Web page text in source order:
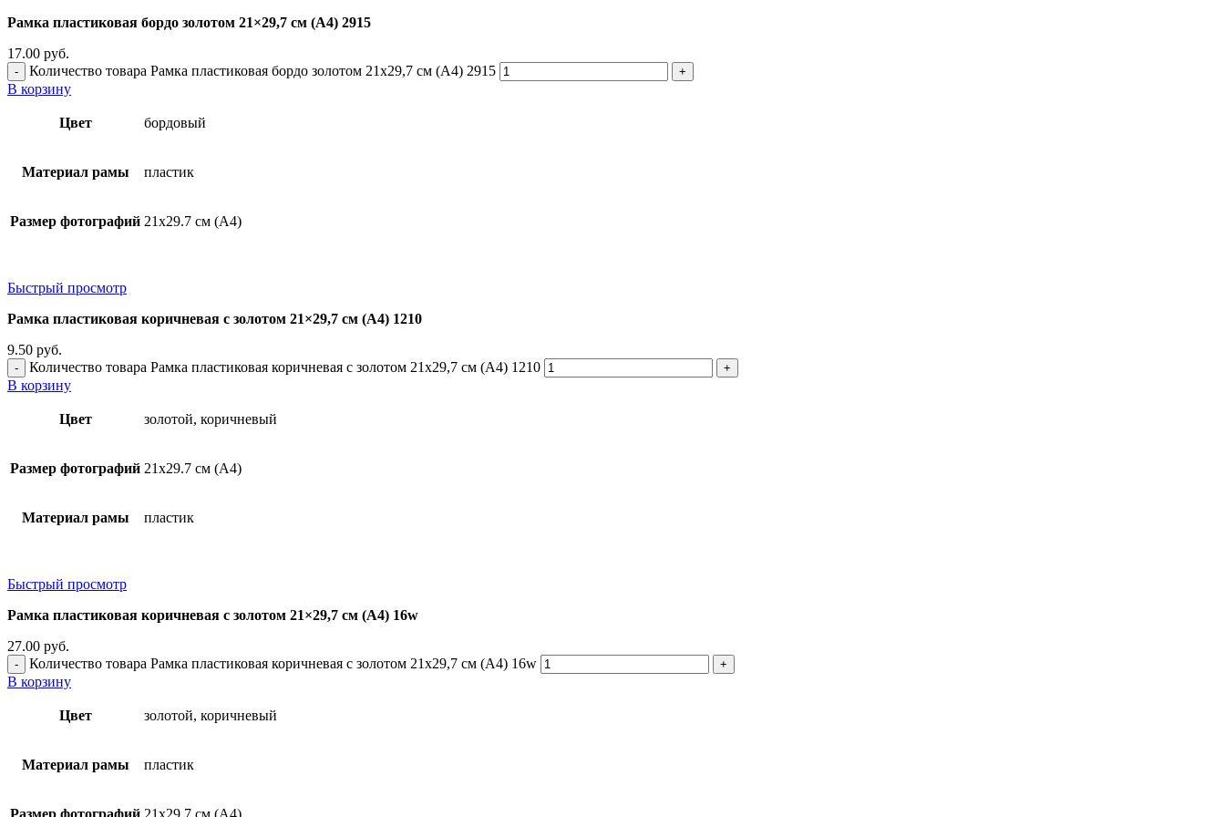
Рамка пластиковая бордо золотом 21×29,7 см (А4) 2915
17.00 руб.
Количество товара Рамка пластиковая бордо золотом 21x29,7 см (А4) 2915
В корзину
Цвет бордовый
Материал рамы пластик
Размер фотографий 21х29.7 см (А4)
Быстрый просмотр
Рамка пластиковая коричневая с золотом 21×29,7 см (А4) 1210
9.50 руб.
Количество товара Рамка пластиковая коричневая с золотом 21x29,7 см (А4) 1210
В корзину
Цвет золотой, коричневый
Размер фотографий 21х29.7 см (А4)
Материал рамы пластик
Быстрый просмотр
Рамка пластиковая коричневая с золотом 21×29,7 см (А4) 16w
27.00 руб.
Количество товара Рамка пластиковая коричневая с золотом 21x29,7 см (А4) 16w
В корзину
Цвет золотой, коричневый
Материал рамы пластик
Размер фотографий 21х29.7 см (А4)